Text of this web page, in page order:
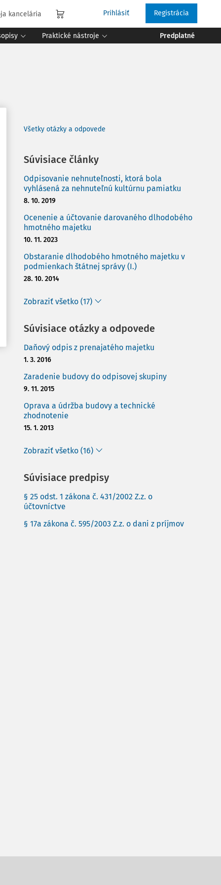
kancelária Prihlásiť Registrácia
Praktické nástroje Predplatné
Všetky otázky a odpovede
Súvisiace články
Odpisovanie nehnuteľnosti, ktorá bola
vyhlásená za nehnuteľnú kultúrnu pamiatku
8. 10. 2019
Ocenenie a účtovanie darovaného dlhodobého
hmotného majetku
10. 11. 2023
Obstaranie dlhodobého hmotného majetku v
podmienkach štátnej správy (I.)
28. 10. 2014
Zobraziť všetko (17)
Súvisiace otázky a odpovede
Daňový odpis z prenajatého majetku
1. 3. 2016
Zaradenie budovy do odpisovej skupiny
9. 11. 2015
Oprava a údržba budovy a technické
zhodnotenie
15. 1. 2013
Zobraziť všetko (16)
Súvisiace predpisy
§ 25 odst. 1 zákona č. 431/2002 Z.z. o
účtovníctve
§ 17a zákona č. 595/2003 Z.z. o dani z príjmov